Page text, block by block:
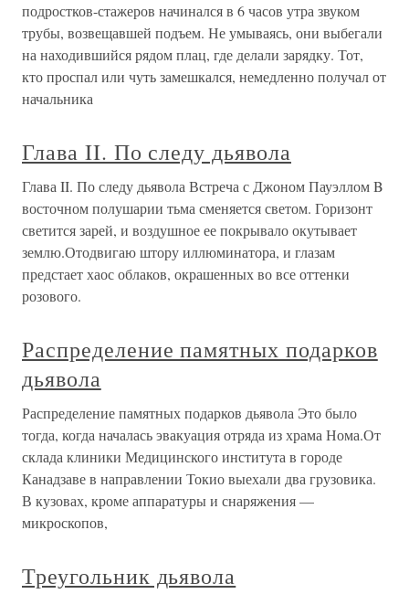
подростков-стажеров начинался в 6 часов утра звуком
трубы, возвещавшей подъем. Не умываясь, они выбегали
на находившийся рядом плац, где делали зарядку. Тот,
кто проспал или чуть замешкался, немедленно получал от
начальника
Глава II. По следу дьявола
Глава II. По следу дьявола Встреча с Джоном Пауэллом B
восточном полушарии тьма сменяется светом. Горизонт
светится зарей, и воздушное ее покрывало окутывает
землю.Отодвигаю штору иллюминатора, и глазам
предстает хаос облаков, окрашенных во все оттенки
розового.
Распределение памятных подарков
дьявола
Распределение памятных подарков дьявола Это было
тогда, когда началась эвакуация отряда из храма Нома.От
склада клиники Медицинского института в городе
Канадзаве в направлении Токио выехали два грузовика.
В кузовах, кроме аппаратуры и снаряжения —
микроскопов,
Треугольник дьявола